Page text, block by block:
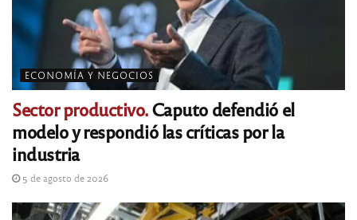
ECONOMÍA Y NEGOCIOS
Sector productivo.Caputo defendió el
modelo y respondió las críticas por la
industria
5 de agosto de 2026